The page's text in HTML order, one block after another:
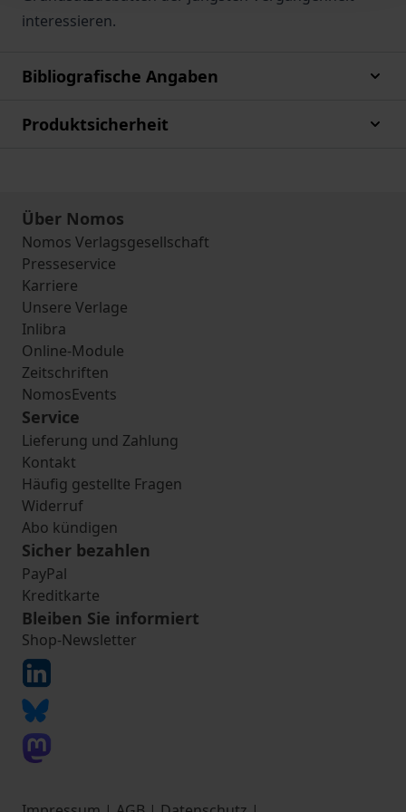
interessieren.
Bibliografische Angaben
Produktsicherheit
Über Nomos
Nomos Verlagsgesellschaft
Presseservice
Karriere
Unsere Verlage
Inlibra
Online-Module
Zeitschriften
NomosEvents
Service
Lieferung und Zahlung
Kontakt
Häufig gestellte Fragen
Widerruf
Abo kündigen
Sicher bezahlen
PayPal
Kreditkarte
Bleiben Sie informiert
Shop-Newsletter